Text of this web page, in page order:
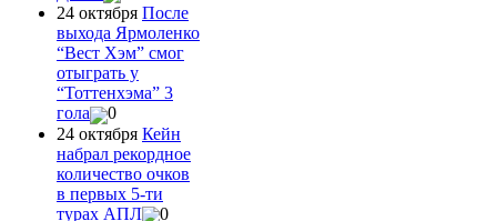
24 октября После
выхода Ярмоленко
“Вест Хэм” смог
отыграть у
“Тоттенхэма” 3
гола
0
24 октября Кейн
набрал рекордное
количество очков
в первых 5-ти
турах АПЛ
0